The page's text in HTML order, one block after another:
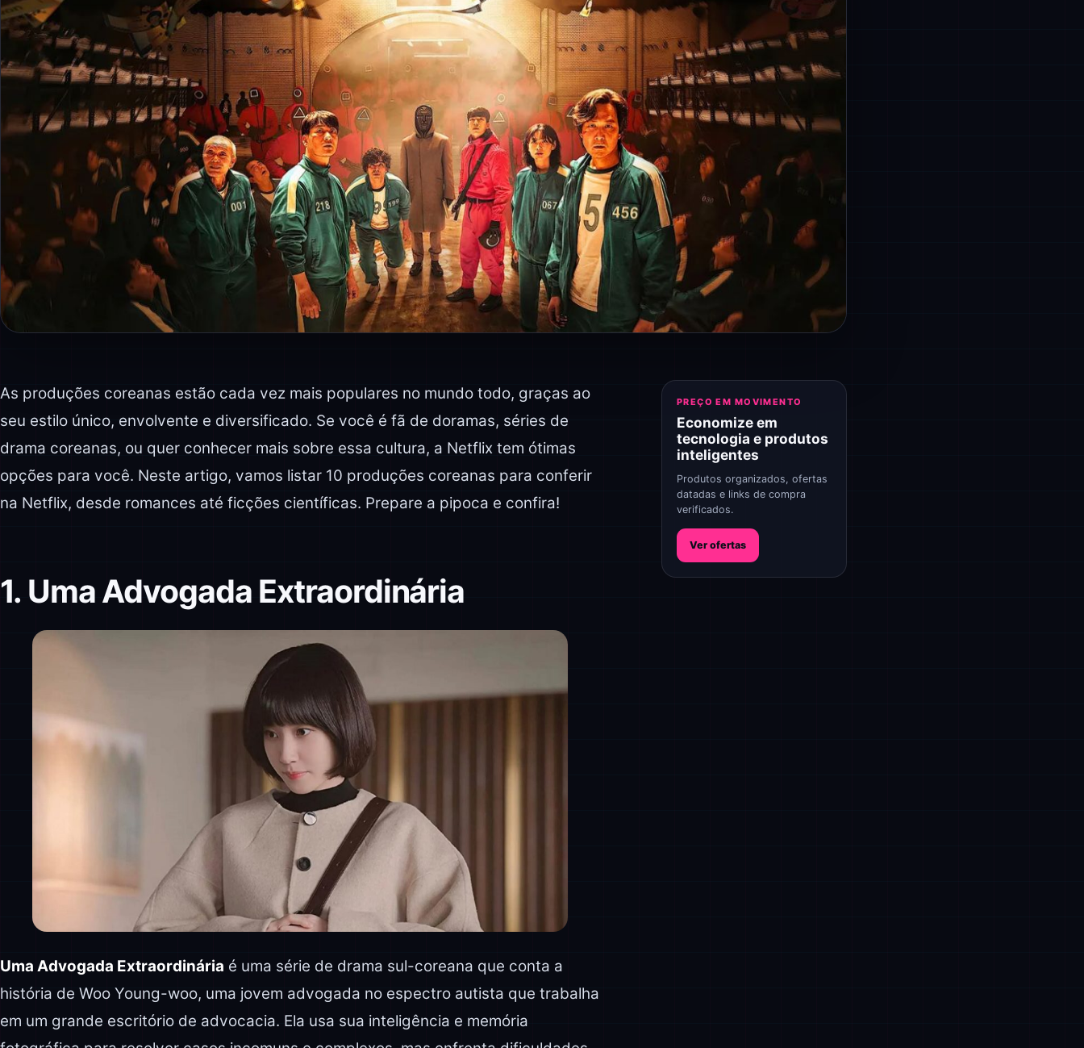
As produções coreanas estão cada vez mais populares no mundo todo, graças ao
seu estilo único, envolvente e diversificado. Se você é fã de doramas, séries de
drama coreanas, ou quer conhecer mais sobre essa cultura, a Netflix tem ótimas
opções para você. Neste artigo, vamos listar 10 produções coreanas para conferir
na Netflix, desde romances até ficções científicas. Prepare a pipoca e confira!
1. Uma Advogada Extraordinária
Uma Advogada Extraordinária é uma série de drama sul-coreana que conta a
história de Woo Young-woo, uma jovem advogada no espectro autista que trabalha
em um grande escritório de advocacia. Ela usa sua inteligência e memória
PREÇO EM MOVIMENTO
Economize em
tecnologia e produtos
inteligentes
Produtos organizados, ofertas
datadas e links de compra
verificados.
Ver ofertas